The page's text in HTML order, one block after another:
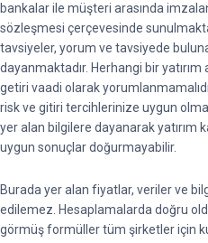
bankalar ile müşteri arasında
sözleşmesi çerçevesinde
tavsiyeler, yorum ve tavsiyede
dayanmaktadır. Herhangi bir yatırım
getiri vaadi olarak
risk ve gitiri tercihlerinize uygun
yer alan bilgilere dayanarak yatırım
uygun sonuçlar doğurmayabilir.
Burada yer alan fiyatlar, veriler ve
edilemez. Hesaplamalarda doğru
görmüş formüller tüm şirketler için